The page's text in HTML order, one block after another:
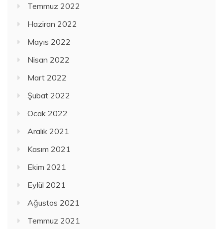
Temmuz 2022
Haziran 2022
Mayıs 2022
Nisan 2022
Mart 2022
Şubat 2022
Ocak 2022
Aralık 2021
Kasım 2021
Ekim 2021
Eylül 2021
Ağustos 2021
Temmuz 2021